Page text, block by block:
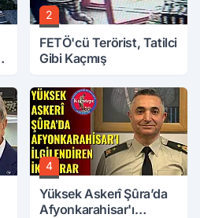
2
FETÖ'cü Terörist, Tatilci
Gibi Kaçmış
4
Yüksek Askerî Şûra’da
Afyonkarahisar'ı